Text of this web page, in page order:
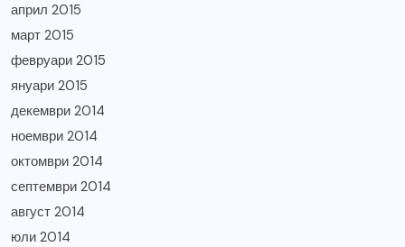
април 2015
март 2015
февруари 2015
януари 2015
декември 2014
ноември 2014
октомври 2014
септември 2014
август 2014
юли 2014